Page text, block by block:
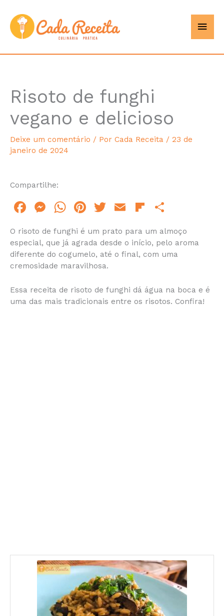
para
conteúdo
Risoto de funghi
vegano e delicioso
Deixe um comentário / Por Cada Receita / 23 de
janeiro de 2024
Compartilhe:
F
c
e
b
o
o
M
e
s
s
e
n
g
W
h
at
s
A
p
p
Pi
te
re
st
T
itt
er
E
ai
l
Fl
b
o
d
ar
e
O risoto de funghi é um prato para um almoço
especial, que já agrada desde o início, pelo aroma
diferente do cogumelo, até o final, com uma
cremosidade maravilhosa.
Essa receita de risoto de funghi dá água na boca e é
uma das mais tradicionais entre os risotos. Confira!
hours minutes